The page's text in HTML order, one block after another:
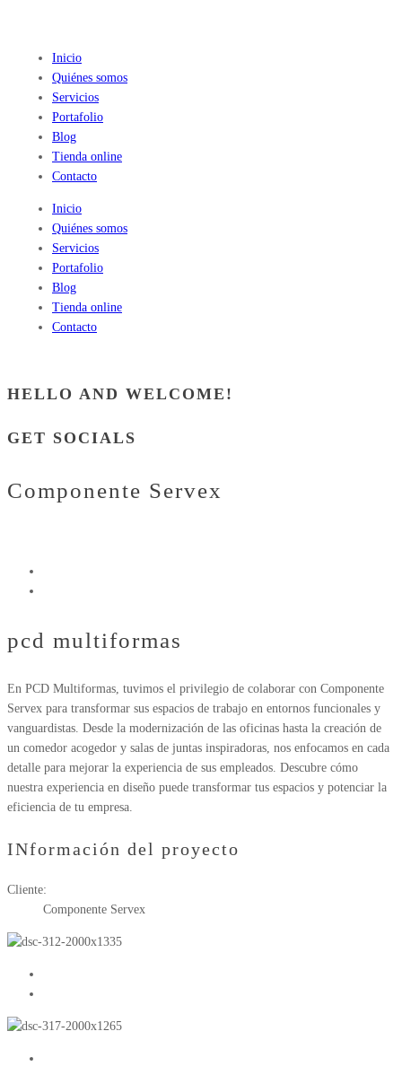
Inicio
Quiénes somos
Servicios
Portafolio
Blog
Tienda online
Contacto
Inicio
Quiénes somos
Servicios
Portafolio
Blog
Tienda online
Contacto
HELLO AND WELCOME!
GET SOCIALS
Componente Servex
pcd multiformas
En PCD Multiformas, tuvimos el privilegio de colaborar con Componente
Servex para transformar sus espacios de trabajo en entornos funcionales y
vanguardistas. Desde la modernización de las oficinas hasta la creación de
un comedor acogedor y salas de juntas inspiradoras, nos enfocamos en cada
detalle para mejorar la experiencia de sus empleados. Descubre cómo
nuestra experiencia en diseño puede transformar tus espacios y potenciar la
eficiencia de tu empresa.
INformación del proyecto
Cliente:
Componente Servex